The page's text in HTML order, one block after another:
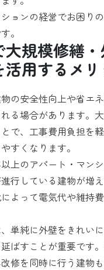
ョンの経営でお困り
。
大規模修繕
用するメ
の安全性向上や省エ
る場合があります。
で、工事費用負担を
すくなります。
上のアパート・マン
行している建物が増
よって電気代や維持
単純に外壁をきれい
ばすことが重要です
修を同時に行う建物も